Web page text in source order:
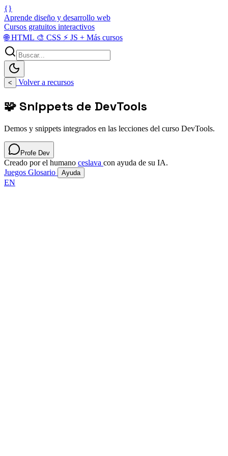
{}
Aprende diseño y desarrollo web
Cursos gratuitos interactivos
🌐HTML 🎨 CSS ⚡ JS + Más cursos
< Volver a recursos
🧩 Snippets de DevTools
Demos y snippets integrados en las lecciones del curso DevTools.
Profe Dev
Creado por el humano ceslava con ayuda de su IA.
Juegos Glosario Ayuda
EN